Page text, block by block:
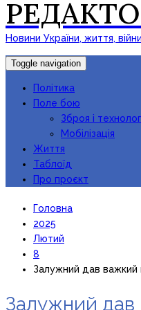
Новини України, життя,
Toggle navigation
Політика
Поле бою
Зброя і
Мобілізація
Життя
Таблоїд
Про проєкт
Головна
2025
Лютий
8
Залужний дав важкий
Залужний дав